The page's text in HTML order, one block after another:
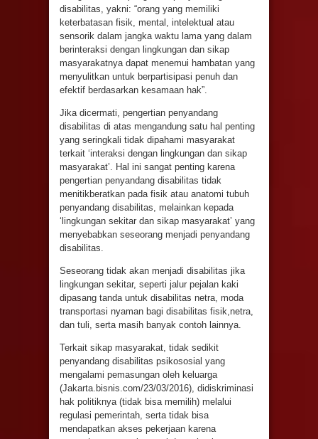
disabilitas, yakni: “orang yang memiliki
keterbatasan fisik, mental, intelektual atau
sensorik dalam jangka waktu lama yang dalam
berinteraksi dengan lingkungan dan sikap
masyarakatnya dapat menemui hambatan yang
menyulitkan untuk berpartisipasi penuh dan
efektif berdasarkan kesamaan hak”.
Jika dicermati, pengertian penyandang
disabilitas di atas mengandung satu hal penting
yang seringkali tidak dipahami masyarakat
terkait ‘interaksi dengan lingkungan dan sikap
masyarakat’. Hal ini sangat penting karena
pengertian penyandang disabilitas tidak
menitikberatkan pada fisik atau anatomi tubuh
penyandang disabilitas, melainkan kepada
‘lingkungan sekitar dan sikap masyarakat’ yang
menyebabkan seseorang menjadi penyandang
disabilitas.
Seseorang tidak akan menjadi disabilitas jika
lingkungan sekitar, seperti jalur pejalan kaki
dipasang tanda untuk disabilitas netra, moda
transportasi nyaman bagi disabilitas fisik,netra,
dan tuli, serta masih banyak contoh lainnya.
Terkait sikap masyarakat, tidak sedikit
penyandang disabilitas psikososial yang
mengalami pemasungan oleh keluarga
(Jakarta.bisnis.com/23/03/2016), didiskriminasi
hak politiknya (tidak bisa memilih) melalui
regulasi pemerintah, serta tidak bisa
mendapatkan akses pekerjaan karena